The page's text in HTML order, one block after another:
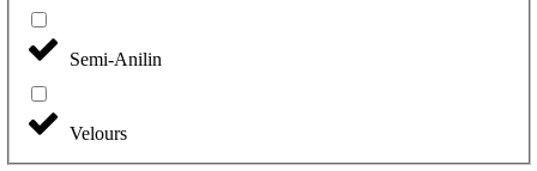
Semi-Anilin
Velours